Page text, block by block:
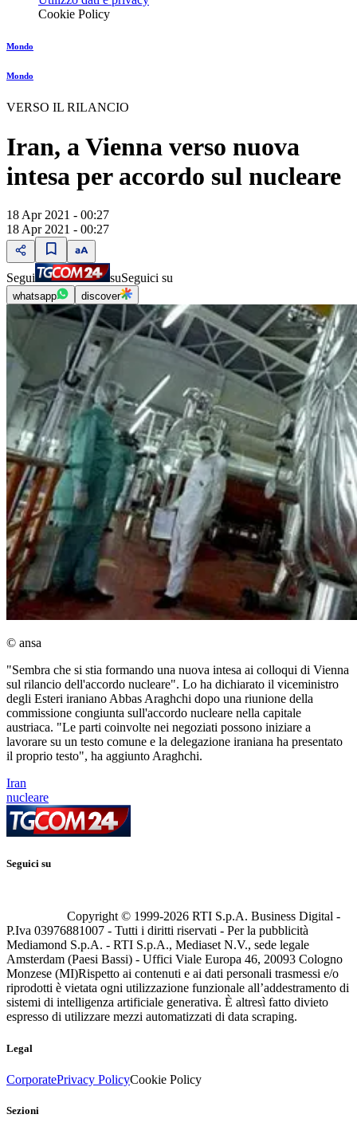
Cookie Policy
Mondo
Mondo
VERSO IL RILANCIO
Iran, a Vienna verso nuova
intesa per accordo sul nucleare
18 Apr 2021 - 00:27
18 Apr 2021 - 00:27
Segui suSeguici su
whatsapp discover
© ansa
"Sembra che si stia formando una nuova intesa ai colloqui di Vienna
sul rilancio dell'accordo nucleare". Lo ha dichiarato il viceministro
degli Esteri iraniano Abbas Araghchi dopo una riunione della
commissione congiunta sull'accordo nucleare nella capitale
austriaca. "Le parti coinvolte nei negoziati possono iniziare a
lavorare su un testo comune e la delegazione iraniana ha presentato
il proprio testo", ha aggiunto Araghchi.
Iran
nucleare
Seguici su
Copyright © 1999-2026 RTI S.p.A. Business Digital -
P.Iva 03976881007 - Tutti i diritti riservati - Per la pubblicità
Mediamond S.p.A. - RTI S.p.A., Mediaset N.V., sede legale
Amsterdam (Paesi Bassi) - Uffici Viale Europa 46, 20093 Cologno
Monzese (MI)Rispetto ai contenuti e ai dati personali trasmessi e/o
riprodotti è vietata ogni utilizzazione funzionale all’addestramento di
sistemi di intelligenza artificiale generativa. È altresì fatto divieto
espresso di utilizzare mezzi automatizzati di data scraping.
Legal
CorporatePrivacy PolicyCookie Policy
Sezioni